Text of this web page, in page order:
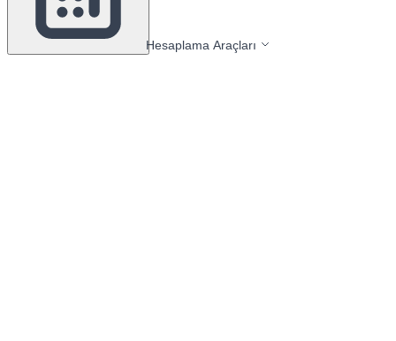
Hesaplama Araçları